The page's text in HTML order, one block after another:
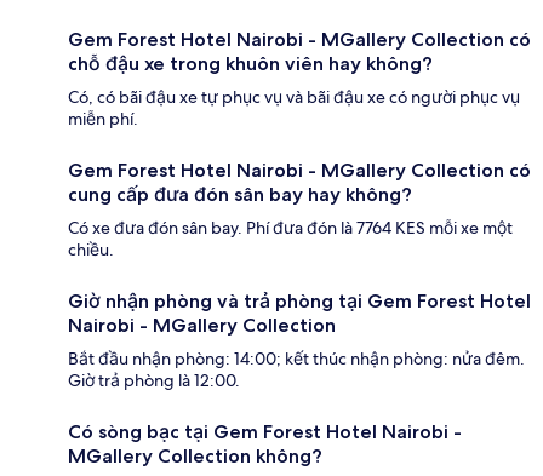
Gem Forest Hotel Nairobi - MGallery Collection có
chỗ đậu xe trong khuôn viên hay không?
Có, có bãi đậu xe tự phục vụ và bãi đậu xe có người phục vụ
miễn phí.
Gem Forest Hotel Nairobi - MGallery Collection có
cung cấp đưa đón sân bay hay không?
Có xe đưa đón sân bay. Phí đưa đón là 7764 KES mỗi xe một
chiều.
Giờ nhận phòng và trả phòng tại Gem Forest Hotel
Nairobi - MGallery Collection
Bắt đầu nhận phòng: 14:00; kết thúc nhận phòng: nửa đêm.
Giờ trả phòng là 12:00.
Có sòng bạc tại Gem Forest Hotel Nairobi -
MGallery Collection không?